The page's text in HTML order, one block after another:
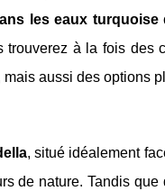
les eaux turquoise
trouverez à la fois des
mais aussi des options
, situé idéalement
de nature. Tandis